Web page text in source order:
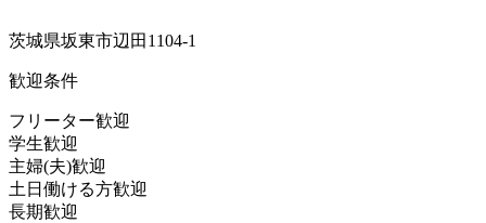
茨城県坂東市辺田1104-1
歓迎条件
フリーター歓迎
学生歓迎
主婦(夫)歓迎
土日働ける方歓迎
長期歓迎